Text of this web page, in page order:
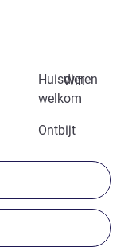
Huisdieren
welkom
Wifi
Ontbijt